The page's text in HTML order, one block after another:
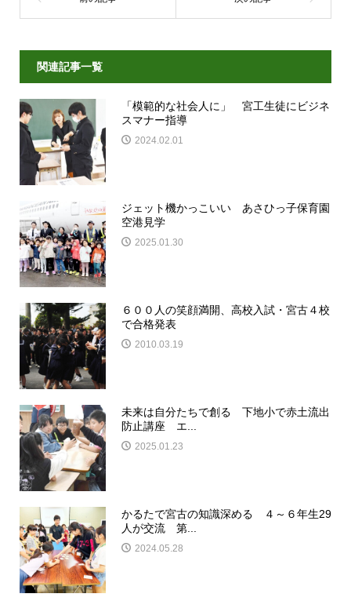
関連記事一覧
「模範的な社会人に」 宮工生徒にビジネ
スマナー指導
2024.02.01
ジェット機かっこいい あさひっ子保育園
空港見学
2025.01.30
６００人の笑顔満開、高校入試・宮古４校
で合格発表
2010.03.19
未来は自分たちで創る 下地小で赤土流出
防止講座 エ...
2025.01.23
かるたで宮古の知識深める ４～６年生29
人が交流 第...
2024.05.28